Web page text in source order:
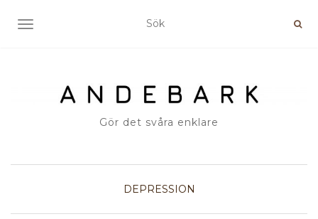
SLÅ PÅ/AV NAVIGERING
Gör det svåra enklare
DEPRESSION